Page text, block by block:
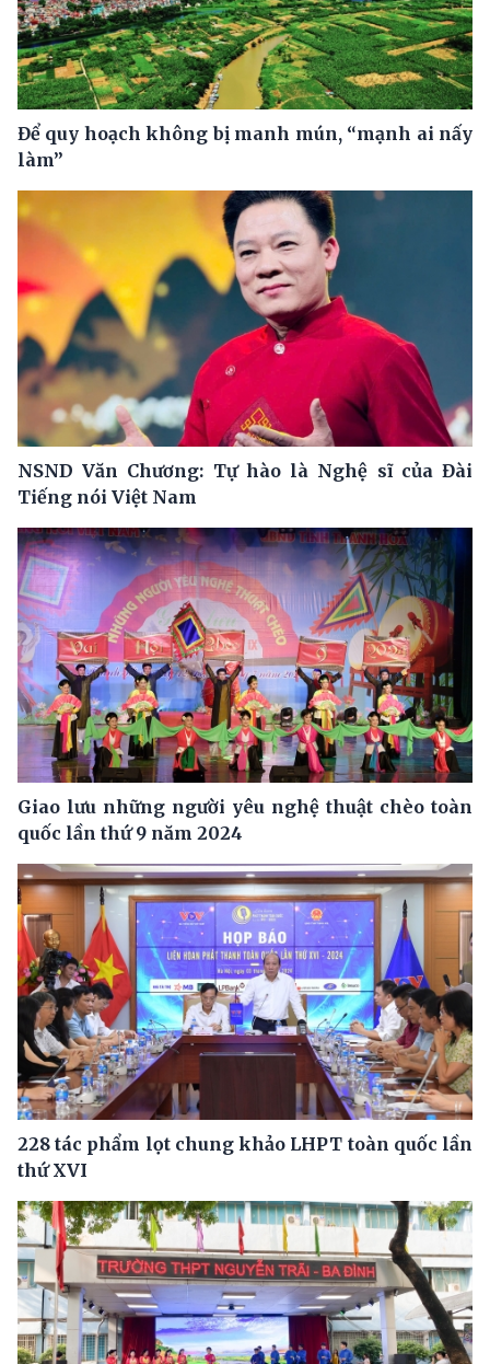
Để quy hoạch không bị manh mún, “mạnh ai nấy
làm”
NSND Văn Chương: Tự hào là Nghệ sĩ của Đài
Tiếng nói Việt Nam
Giao lưu những người yêu nghệ thuật chèo toàn
quốc lần thứ 9 năm 2024
228 tác phẩm lọt chung khảo LHPT toàn quốc lần
thứ XVI